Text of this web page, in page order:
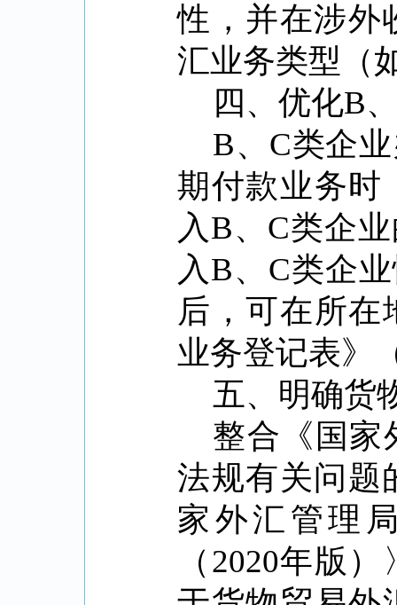
性，并在涉外
汇业务类型（
四、优化B
B、 C类企
期付款业务时
入 B、 C类企
入 B、 C类企
后，可在所
业务登记表》
五、明确货
整合《国家
法规有关问题
家外汇管理
（2020年版）